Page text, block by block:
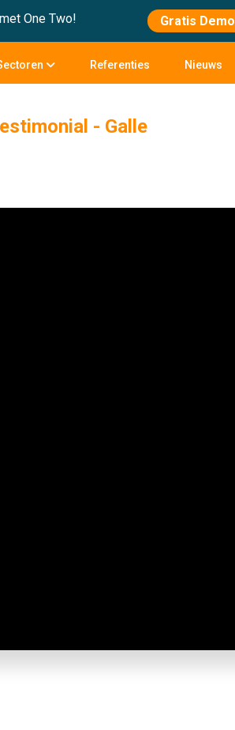
One Two! Gratis Demo
Referenties Nieuws
- Galle